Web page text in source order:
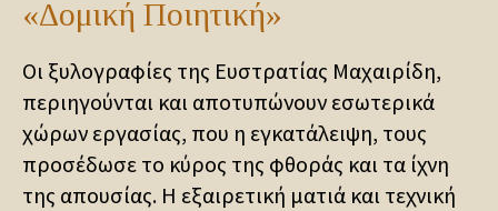
«Δομική Ποιητική»
Οι ξυλογραφίες της Ευστρατίας Μαχαιρίδη,
περιηγούνται και αποτυπώνουν εσωτερικά
χώρων εργασίας, που η εγκατάλειψη, τους
προσέδωσε το κύρος της φθοράς και τα ίχνη
της απουσίας. Η εξαιρετική ματιά και τεχνική